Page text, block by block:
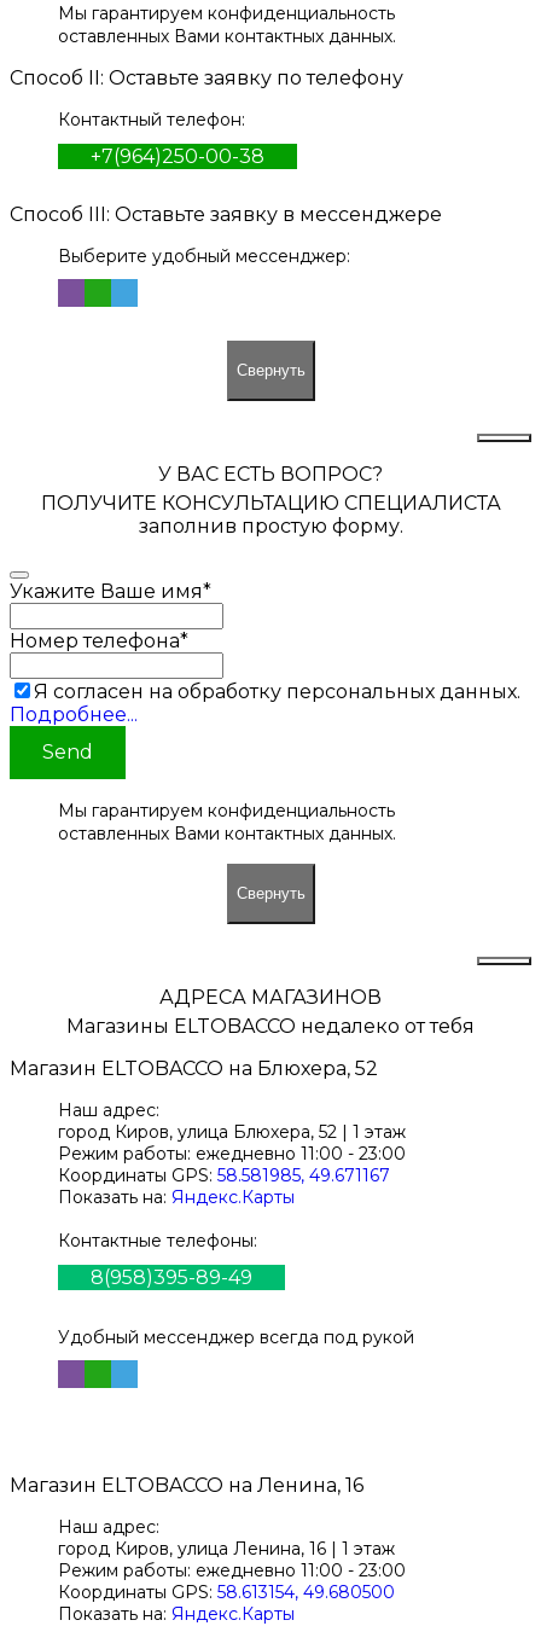
Мы гарантируем конфиденциальность
оставленных Вами контактных данных.
Способ II: Оставьте заявку по телефону
Контактный телефон:
+7(964)250-00-38
Способ III: Оставьте заявку в мессенджере
Выберите удобный мессенджер:
Свернуть
У ВАС ЕСТЬ ВОПРОС?
ПОЛУЧИТЕ КОНСУЛЬТАЦИЮ СПЕЦИАЛИСТА
заполнив простую форму.
Укажите Ваше имя*
Номер телефона*
Я согласен на обработку персональных данных.
Подробнее...
Send
Мы гарантируем конфиденциальность
оставленных Вами контактных данных.
Свернуть
АДРЕСА МАГАЗИНОВ
Магазины ELTOBACCO недалеко от тебя
Магазин ELTOBACCO на Блюхера, 52
Наш адрес:
город Киров, улица Блюхера, 52 | 1 этаж
Режим работы: ежедневно 11:00 - 23:00
Координаты GPS: 58.581985, 49.671167
Показать на: Яндекс.Карты
Контактные телефоны:
8(958)395-89-49
Удобный мессенджер всегда под рукой
Магазин ELTOBACCO на Ленина, 16
Наш адрес:
город Киров, улица Ленина, 16 | 1 этаж
Режим работы: ежедневно 11:00 - 23:00
Координаты GPS: 58.613154, 49.680500
Показать на: Яндекс.Карты